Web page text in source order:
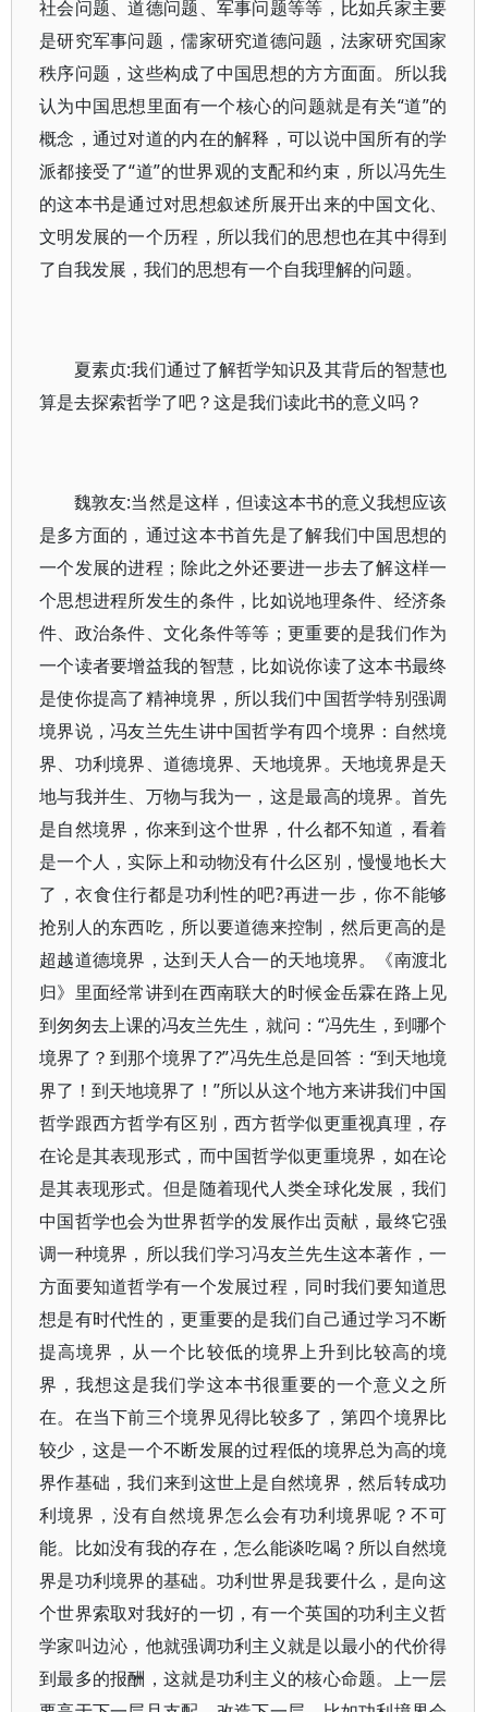
社会问题、道德问题、军事问题等等，比如兵家主要
是研究军事问题，儒家研究道德问题，法家研究国家
秩序问题，这些构成了中国思想的方方面面。所以我
认为中国思想里面有一个核心的问题就是有关“道”的
概念，通过对道的内在的解释，可以说中国所有的学
派都接受了“道”的世界观的支配和约束，所以冯先生
的这本书是通过对思想叙述所展开出来的中国文化、
文明发展的一个历程，所以我们的思想也在其中得到
了自我发展，我们的思想有一个自我理解的问题。
夏素贞:我们通过了解哲学知识及其背后的智慧也
算是去探索哲学了吧？这是我们读此书的意义吗？
魏敦友:当然是这样，但读这本书的意义我想应该
是多方面的，通过这本书首先是了解我们中国思想的
一个发展的进程；除此之外还要进一步去了解这样一
个思想进程所发生的条件，比如说地理条件、经济条
件、政治条件、文化条件等等；更重要的是我们作为
一个读者要增益我的智慧，比如说你读了这本书最终
是使你提高了精神境界，所以我们中国哲学特别强调
境界说，冯友兰先生讲中国哲学有四个境界：自然境
界、功利境界、道德境界、天地境界。天地境界是天
地与我并生、万物与我为一，这是最高的境界。首先
是自然境界，你来到这个世界，什么都不知道，看着
是一个人，实际上和动物没有什么区别，慢慢地长大
了，衣食住行都是功利性的吧?再进一步，你不能够
抢别人的东西吃，所以要道德来控制，然后更高的是
超越道德境界，达到天人合一的天地境界。《南渡北
归》里面经常讲到在西南联大的时候金岳霖在路上见
到匆匆去上课的冯友兰先生，就问：“冯先生，到哪个
境界了？到那个境界了?”冯先生总是回答：“到天地境
界了！到天地境界了！”所以从这个地方来讲我们中国
哲学跟西方哲学有区别，西方哲学似更重视真理，存
在论是其表现形式，而中国哲学似更重境界，如在论
是其表现形式。但是随着现代人类全球化发展，我们
中国哲学也会为世界哲学的发展作出贡献，最终它强
调一种境界，所以我们学习冯友兰先生这本著作，一
方面要知道哲学有一个发展过程，同时我们要知道思
想是有时代性的，更重要的是我们自己通过学习不断
提高境界，从一个比较低的境界上升到比较高的境
界，我想这是我们学这本书很重要的一个意义之所
在。在当下前三个境界见得比较多了，第四个境界比
较少，这是一个不断发展的过程低的境界总为高的境
界作基础，我们来到这世上是自然境界，然后转成功
利境界，没有自然境界怎么会有功利境界呢？不可
能。比如没有我的存在，怎么能谈吃喝？所以自然境
界是功利境界的基础。功利世界是我要什么，是向这
个世界索取对我好的一切，有一个英国的功利主义哲
学家叫边沁，他就强调功利主义就是以最小的代价得
到最多的报酬，这就是功利主义的核心命题。上一层